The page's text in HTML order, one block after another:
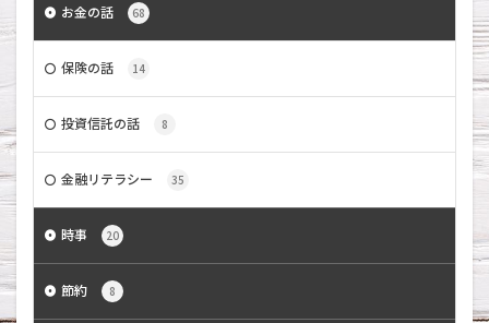
お金の話 68
保険の話 14
投資信託の話 8
金融リテラシー 35
時事 20
節約 8